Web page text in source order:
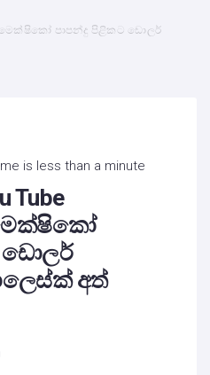
පාපන්දු පිළිකට ඩොලර්
is less than a minute
Tube
ඩොලර්
අත්